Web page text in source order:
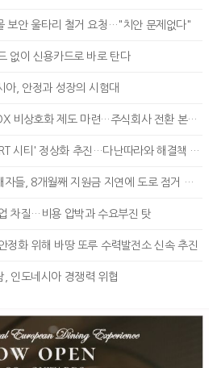
보안 울타리 철거 요청…"치안 문제없다"
없이 신용카드로 바로 탄다
아, 안정과 성장의 시험대
비상호화 제도 마련…주식회사 전환 본격화
시티' 정상화 추진…다난따라와 해결책 모색
들, 8개월째 지원금 지연에 도로 점거 시위
차질…비용 압박과 수요부진 탓
정화 위해 바땅 또루 수력발전소 신속 추진
, 인도네시아 경쟁력 위협